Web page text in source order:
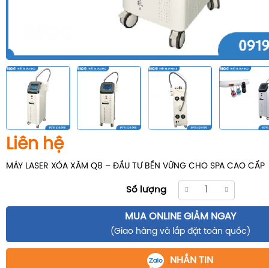
Liên hệ
MÁY LASER XÓA XĂM Q8 – ĐẦU TƯ BỀN VỮNG CHO SPA CAO CẤP
Số lượng
MUA ONLINE GIẢM NGAY
(Giao hàng và lắp đặt toàn quốc)
NHẮN TIN